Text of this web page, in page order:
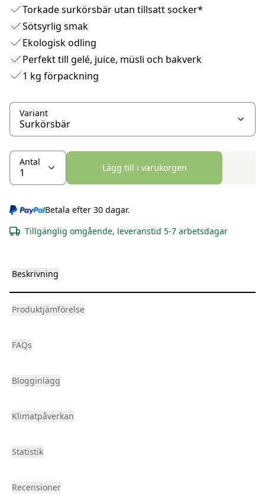
Torkade surkörsbär utan tillsatt socker*
Sötsyrlig smak
Ekologisk odling
Perfekt till gelé, juice, müsli och bakverk
1 kg förpackning
Variant
Antal
Lägg till i varukorgen
Betala efter 30 dagar.
Tillgänglig omgående, leveranstid 5-7 arbetsdagar
Beskrivning
Produktjämförelse
FAQs
Blogginlägg
Klimatpåverkan
Statistik
Recensioner